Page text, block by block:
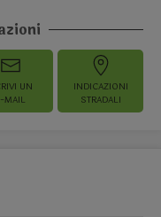
UN
MAIL
INDICAZIONI
STRADALI